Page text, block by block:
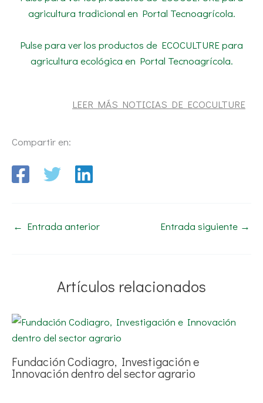
agricultura tradicional en Portal Tecnoagrícola.
Pulse para ver los productos de ECOCULTURE para
agricultura ecológica en Portal Tecnoagrícola.
LEER MÁS NOTICIAS DE ECOCULTURE
Compartir en:
← Entrada anterior Entrada siguiente →
Artículos relacionados
Fundación Codiagro, Investigación e
Innovación dentro del sector agrario